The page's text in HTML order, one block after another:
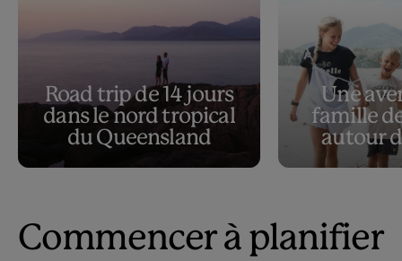
Road trip de 14 jours
dans le nord tropical
du Queensland
Une
famille
autour
Commencer à planifier